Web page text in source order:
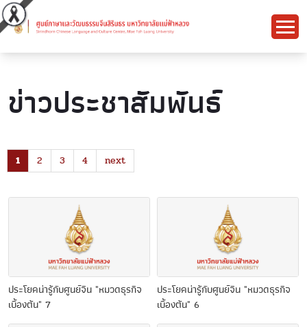
ข่าวประชาสัมพันธ์
1 2 3 4 next
ประโยคน่ารู้กับศูนย์จีน "หมวดธุรกิจ
เบื้องต้น" 7
ประโยคน่ารู้กับศูนย์จีน "หมวดธุรกิจ
เบื้องต้น" 6